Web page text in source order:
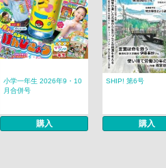
小学一年生 2026年9・10
月合併号
購入
SHIP! 第6号
購入